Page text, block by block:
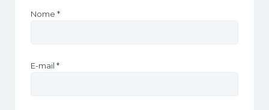
Nome *
E-mail *